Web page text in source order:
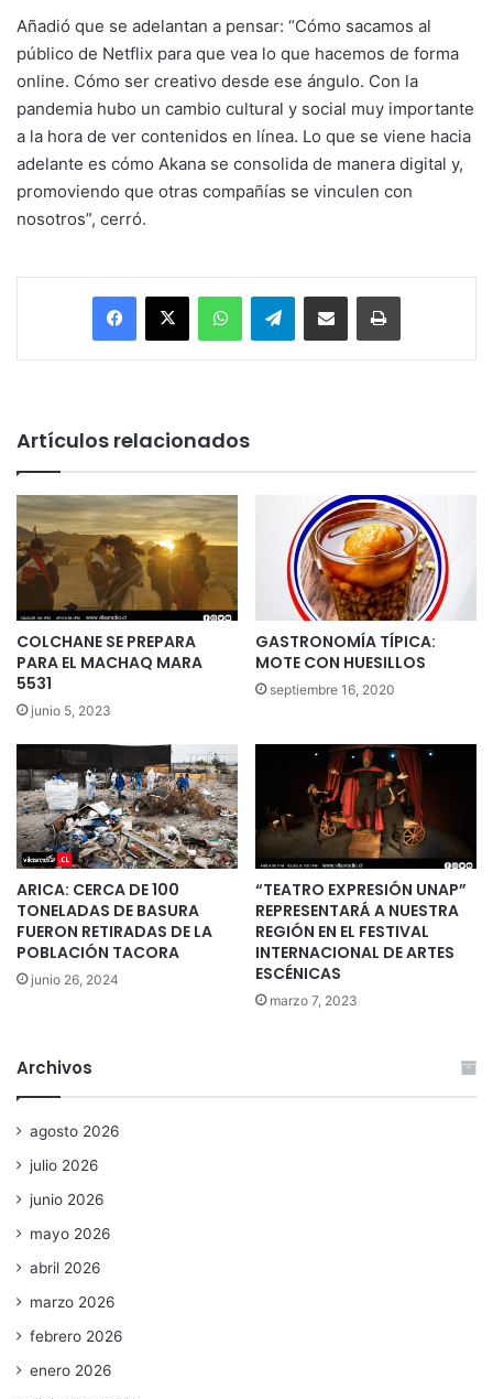
Añadió que se adelantan a pensar: “Cómo sacamos al
público de Netflix para que vea lo que hacemos de forma
online. Cómo ser creativo desde ese ángulo. Con la
pandemia hubo un cambio cultural y social muy importante
a la hora de ver contenidos en línea. Lo que se viene hacia
adelante es cómo Akana se consolida de manera digital y,
promoviendo que otras compañías se vinculen con
nosotros”, cerró.
Facebook
X WhatsAppTelegramEnviar vía email Imprimir
Artículos relacionados
COLCHANE SE PREPARA
PARA EL MACHAQ MARA
5531
junio 5, 2023
GASTRONOMÍA TÍPICA:
MOTE CON HUESILLOS
septiembre 16, 2020
ARICA: CERCA DE 100
TONELADAS DE BASURA
FUERON RETIRADAS DE LA
POBLACIÓN TACORA
junio 26, 2024
“TEATRO EXPRESIÓN UNAP”
REPRESENTARÁ A NUESTRA
REGIÓN EN EL FESTIVAL
INTERNACIONAL DE ARTES
ESCÉNICAS
marzo 7, 2023
Archivos
agosto 2026
julio 2026
junio 2026
mayo 2026
abril 2026
marzo 2026
febrero 2026
enero 2026